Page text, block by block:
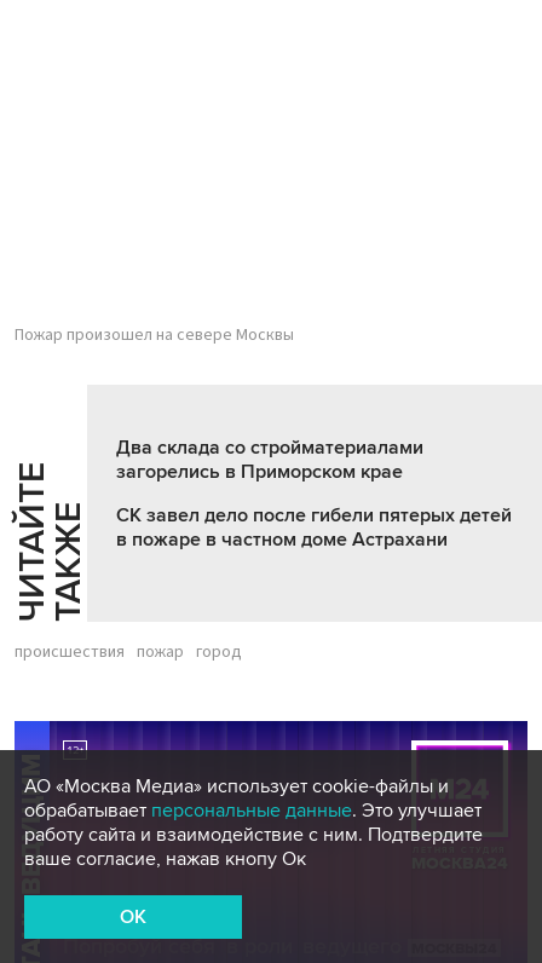
Пожар произошел на севере Москвы
Ч
И
Т
АЙ
Т
Е
Т
А
К
ЖЕ
Два склада со стройматериалами
загорелись в Приморском крае
СК завел дело после гибели пятерых детей
в пожаре в частном доме Астрахани
происшествия пожар город
АО «Москва Медиа» использует cookie-файлы и
обрабатывает персональные данные. Это улучшает
работу сайта и взаимодействие с ним. Подтвердите
ваше согласие, нажав кнопу Ок
OK